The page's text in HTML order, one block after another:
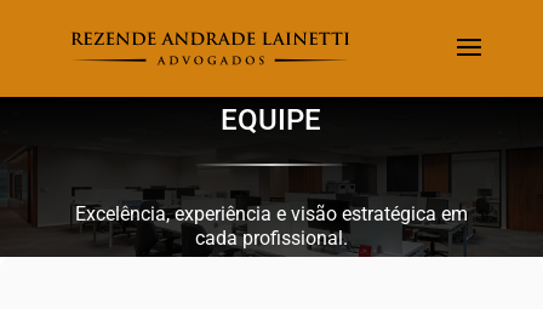
EQUIPE
Excelência, experiência e visão estratégica em
cada profissional.